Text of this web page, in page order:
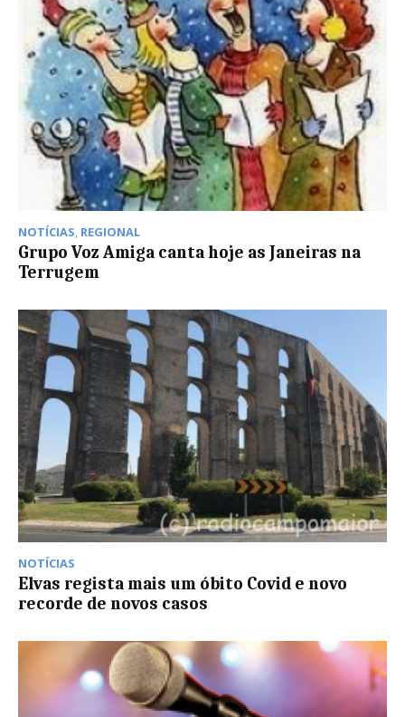
NOTÍCIAS, REGIONAL
Grupo Voz Amiga canta hoje as Janeiras na
Terrugem
NOTÍCIAS
Elvas regista mais um óbito Covid e novo
recorde de novos casos